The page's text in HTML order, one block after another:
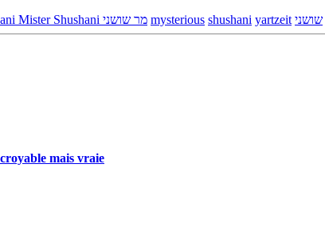
Monsieur Chouchani Mister Shushani מר שושני mysterious shushani yartzeit שושני
mais vraie